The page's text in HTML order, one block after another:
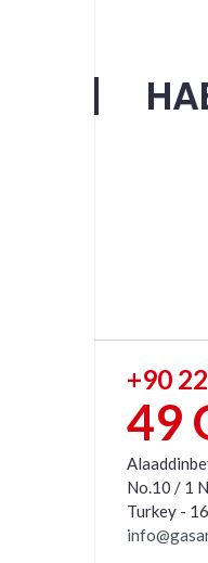
+90
49
No.10 / 1
Turkey -